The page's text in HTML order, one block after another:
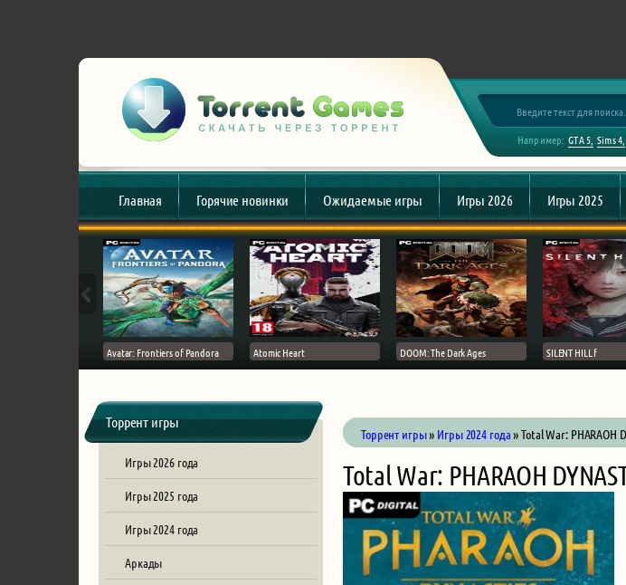
Например: GTA 5 Sims 4
Главная Горячие новинки Ожидаемые игры Игры 2026 Игры 2025
Avatar: Frontiers of Pandora Atomic Heart DOOM: The Dark Ages SILENT HILL f
Торрент игры
Игры 2026 года
Игры 2025 года
Игры 2024 года
Аркады
Торрент игры» Игры 2024 года» Total War: PHARAOH
Total War: PHARAOH